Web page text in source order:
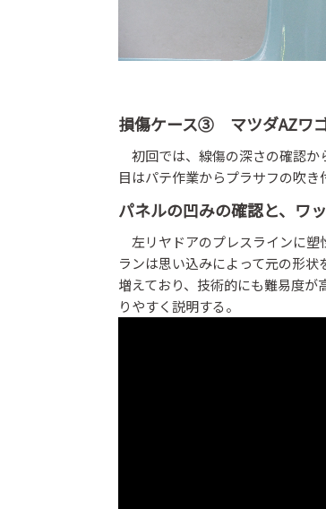
損傷ケース③ マツダAZワ
初回では、線傷の深さの確認か
目はパテ作業からプラサフの吹き
パネルの凹みの確認と、ワ
左リヤドアのプレスラインに塑
ランは思い込みによって元の形
増えており、技術的にも難易度
りやすく説明する。